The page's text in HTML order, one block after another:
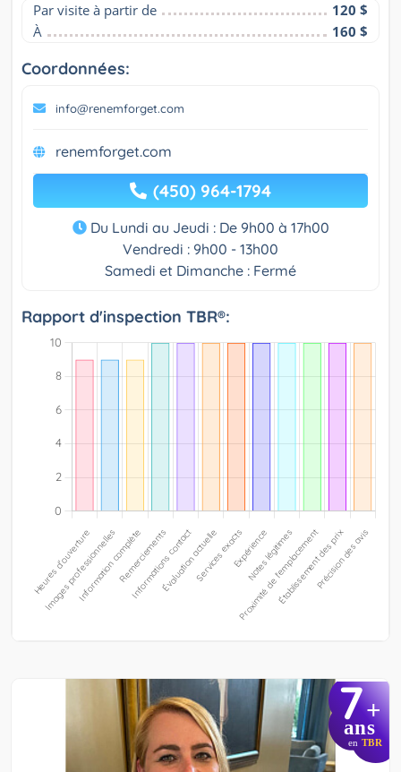
Par visite à partir de
120 $
À
160 $
Coordonnées:
info@renemforget.com
renemforget.com
(450) 964-1794
Du Lundi au Jeudi : De 9h00 à 17h00
Vendredi : 9h00 - 13h00
Samedi et Dimanche : Fermé
Rapport d'inspection TBR®:
7+
ans
en TBR